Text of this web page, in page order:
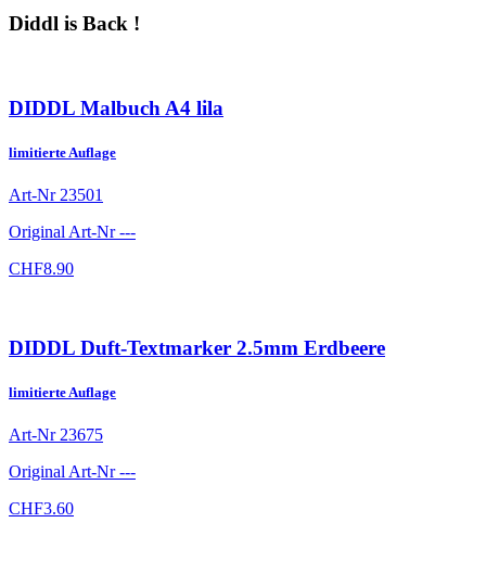
Diddl is Back !
DIDDL Malbuch A4 lila
limitierte Auflage
Art-Nr 23501
Original Art-Nr---
CHF8.90
DIDDL Duft-Textmarker 2.5mm Erdbeere
limitierte Auflage
Art-Nr 23675
Original Art-Nr---
CHF3.60